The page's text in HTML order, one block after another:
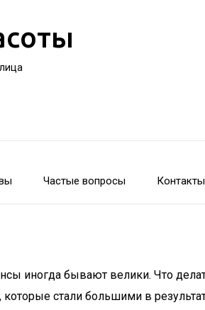
Частые вопросы Контакты
иногда бывают велики. Что
стали большими в